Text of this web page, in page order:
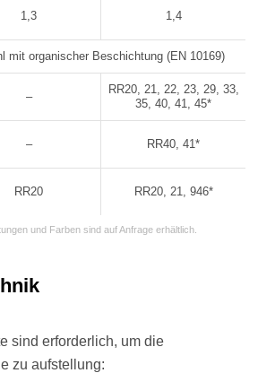
1,3 1,4
mit organischer Beschichtung (EN 10169)
–
RR20, 21, 22, 23, 29, 33,
35, 40, 41, 45*
– RR40, 41*
RR20 RR20, 21, 946*
und Farben sind auf Anfrage erhältlich.
sind erforderlich, um die
zu aufstellung: